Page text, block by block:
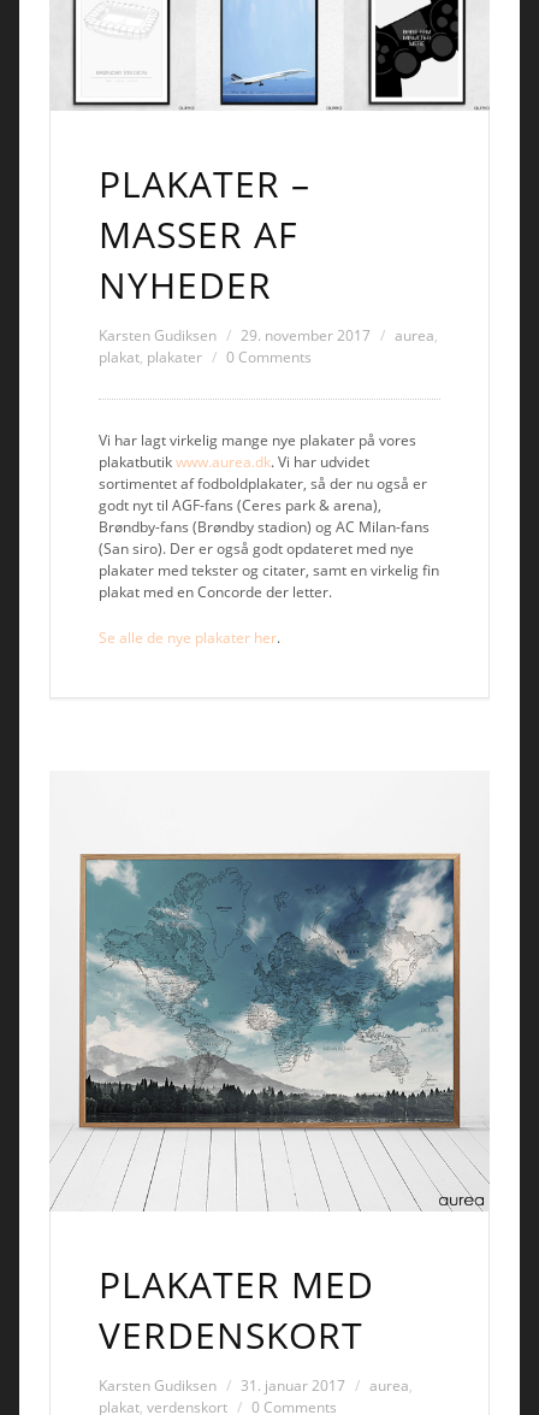
PLAKATER –
MASSER AF
NYHEDER
Karsten Gudiksen 29. november 2017 aurea,
plakat, plakater 0 Comments
Vi har lagt virkelig mange nye plakater på vores
plakatbutikwww.aurea.dk. Vi har udvidet
sortimentet af fodboldplakater, så der nu også er
godt nyt til AGF-fans (Ceres park & arena),
Brøndby-fans (Brøndby stadion) og AC Milan-fans
(San siro). Der er også godt opdateret med nye
plakater med tekster og citater, samt en virkelig fin
plakat med en Concorde der letter.
Se alle de nye plakater her.
PLAKATER MED
VERDENSKORT
Karsten Gudiksen 31. januar 2017 aurea,
plakat, verdenskort 0 Comments